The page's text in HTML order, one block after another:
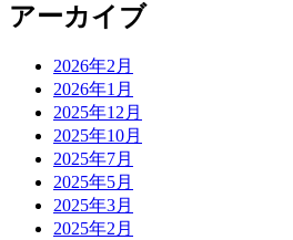
アーカイブ
2026年2月
2026年1月
2025年12月
2025年10月
2025年7月
2025年5月
2025年3月
2025年2月